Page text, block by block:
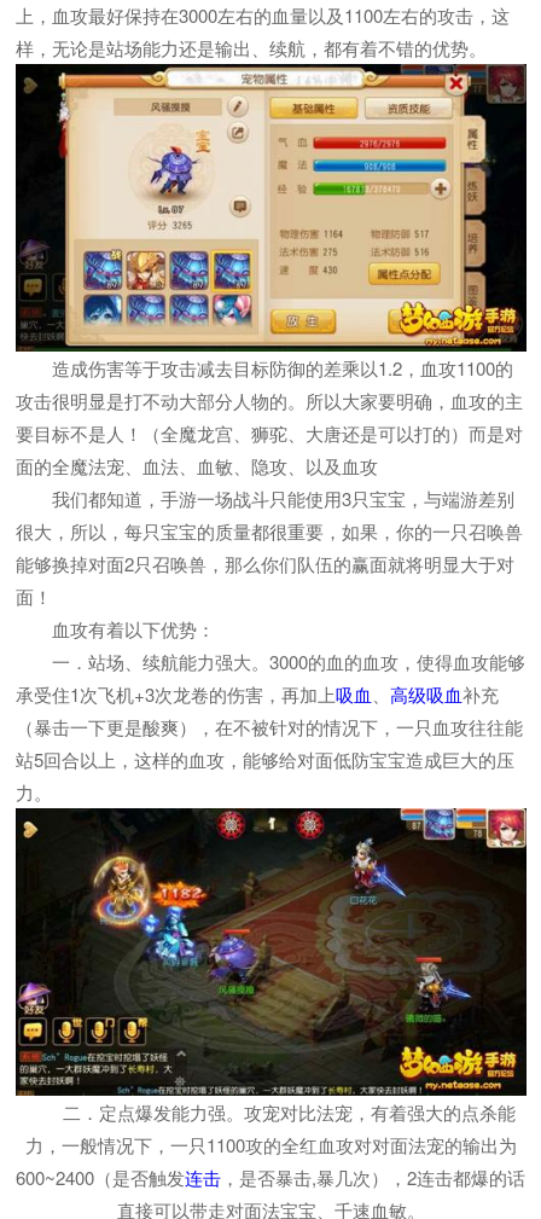
上，血攻最好保持在3000左右的血量以及1100左右的攻击，这
样，无论是站场能力还是输出、续航，都有着不错的优势。
造成伤害等于攻击减去目标防御的差乘以1.2，血攻1100的
攻击很明显是打不动大部分人物的。所以大家要明确，血攻的主
要目标不是人！（全魔龙宫、狮驼、大唐还是可以打的）而是对
面的全魔法宠、血法、血敏、隐攻、以及血攻
我们都知道，手游一场战斗只能使用3只宝宝，与端游差别
很大，所以，每只宝宝的质量都很重要，如果，你的一只召唤兽
能够换掉对面2只召唤兽，那么你们队伍的赢面就将明显大于对
面！
血攻有着以下优势：
一．站场、续航能力强大。3000的血的血攻，使得血攻能够
承受住1次飞机+3次龙卷的伤害，再加上吸血 高级吸血补充
（暴击一下更是酸爽），在不被针对的情况下，一只血攻往往能
站5回合以上，这样的血攻，能够给对面低防宝宝造成巨大的压
力。
二．定点爆发能力强。攻宠对比法宠，有着强大的点杀能
力，一般情况下，一只1100攻的全红血攻对对面法宠的输出为
600~2400（是否触发连击 ，是否暴击,暴几次），2连击都爆的话
直接可以带走对面法宝宝、千速血敏。